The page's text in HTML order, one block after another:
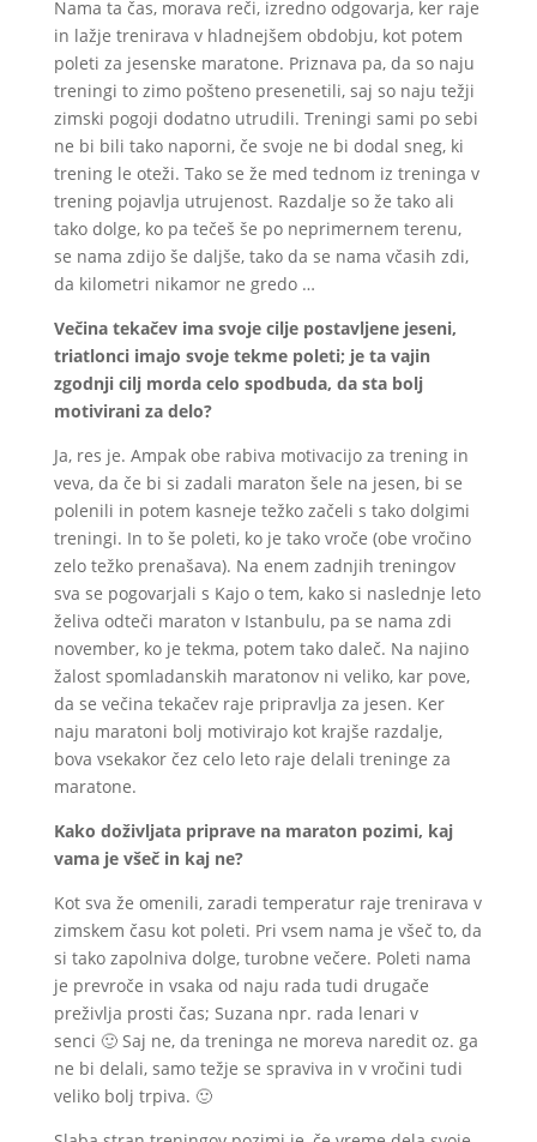
Nama ta čas, morava reči, izredno odgovarja, ker raje
in lažje trenirava v hladnejšem obdobju, kot potem
poleti za jesenske maratone. Priznava pa, da so naju
treningi to zimo pošteno presenetili, saj so naju težji
zimski pogoji dodatno utrudili. Treningi sami po sebi
ne bi bili tako naporni, če svoje ne bi dodal sneg, ki
trening le oteži. Tako se že med tednom iz treninga v
trening pojavlja utrujenost. Razdalje so že tako ali
tako dolge, ko pa tečeš še po neprimernem terenu,
se nama zdijo še daljše, tako da se nama včasih zdi,
da kilometri nikamor ne gredo …
Večina tekačev ima svoje cilje postavljene jeseni,
triatlonci imajo svoje tekme poleti; je ta vajin
zgodnji cilj morda celo spodbuda, da sta bolj
motivirani za delo?
Ja, res je. Ampak obe rabiva motivacijo za trening in
veva, da če bi si zadali maraton šele na jesen, bi se
polenili in potem kasneje težko začeli s tako dolgimi
treningi. In to še poleti, ko je tako vroče (obe vročino
zelo težko prenašava). Na enem zadnjih treningov
sva se pogovarjali s Kajo o tem, kako si naslednje leto
želiva odteči maraton v Istanbulu, pa se nama zdi
november, ko je tekma, potem tako daleč. Na najino
žalost spomladanskih maratonov ni veliko, kar pove,
da se večina tekačev raje pripravlja za jesen. Ker
naju maratoni bolj motivirajo kot krajše razdalje,
bova vsekakor čez celo leto raje delali treninge za
maratone.
Kako doživljata priprave na maraton pozimi, kaj
vama je všeč in kaj ne?
Kot sva že omenili, zaradi temperatur raje trenirava v
zimskem času kot poleti. Pri vsem nama je všeč to, da
si tako zapolniva dolge, turobne večere. Poleti nama
je prevroče in vsaka od naju rada tudi drugače
preživlja prosti čas; Suzana npr. rada lenari v
senci 🙂 Saj ne, da treninga ne moreva naredit oz. ga
ne bi delali, samo težje se spraviva in v vročini tudi
veliko bolj trpiva. 🙂